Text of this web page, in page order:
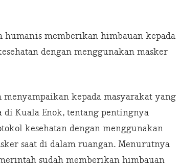
humanis memberikan himbauan kepada
dengan menggunakan masker
menyampaikan kepada masyarakat yang
di Kuala Enok, tentang pentingnya
kesehatan dengan menggunakan
saat di dalam ruangan. Menurutnya
sudah memberikan himbauan